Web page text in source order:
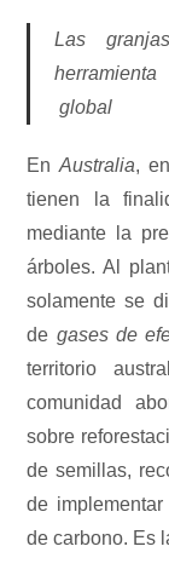
Las
global
EnAustralia,
tienen la
mediante la
árboles. Al
solamente se
de gases de
territorio
comunidad
sobre
de semillas,
de
de carbono. Es